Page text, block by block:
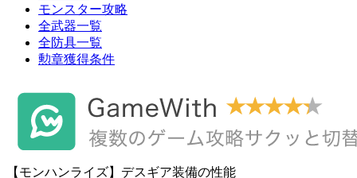
モンスター攻略
全武器一覧
全防具一覧
勲章獲得条件
【モンハンライズ】デスギア装備の性能